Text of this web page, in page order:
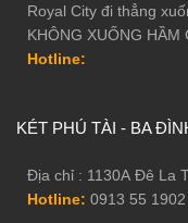
Tính bảo mật
Royal City đi thẳng
KHÔNG XUỐNG
Hotline:
KÉT PHÚ TÀI - BA
Địa chỉ : 1130A Đê La
Hotline: 0913 55 1902